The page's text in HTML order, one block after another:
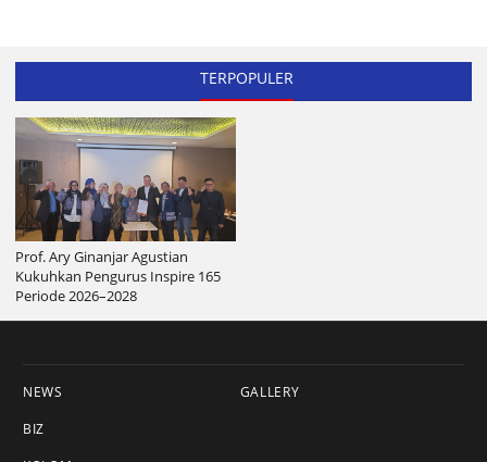
TERPOPULER
Prof. Ary Ginanjar Agustian
Kukuhkan Pengurus Inspire 165
Periode 2026–2028
NEWS
BIZ
GALLERY